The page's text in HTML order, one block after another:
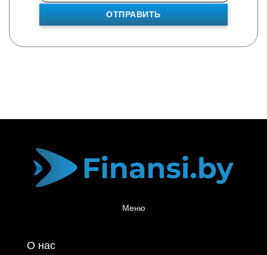
ОТПРАВИТЬ
Меню
О нас